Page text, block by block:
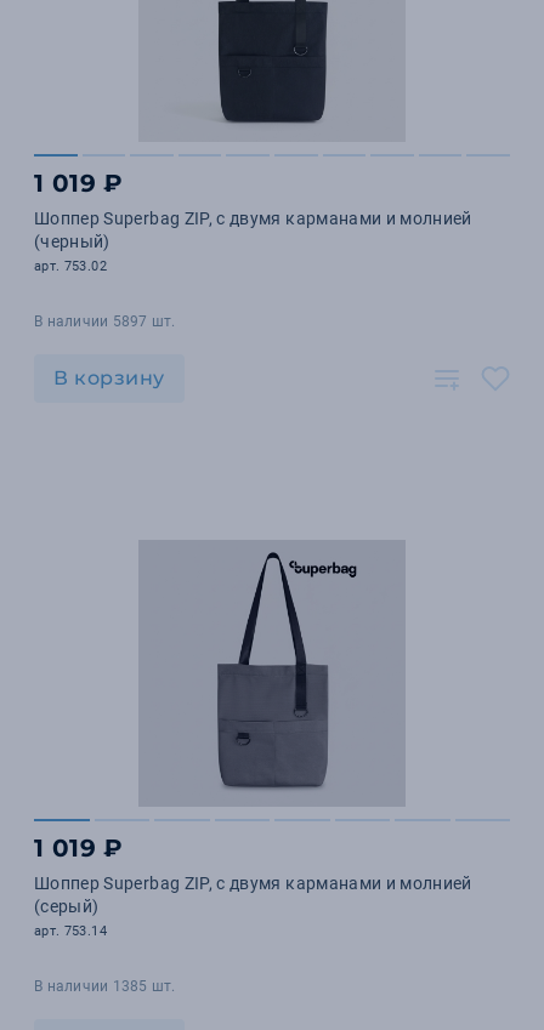
1 019 ₽
Шоппер Superbag ZIP, с двумя карманами и молнией
(черный)
арт. 753.02
В наличии 5897 шт.
В корзину
1 019 ₽
Шоппер Superbag ZIP, с двумя карманами и молнией
(серый)
арт. 753.14
В наличии 1385 шт.